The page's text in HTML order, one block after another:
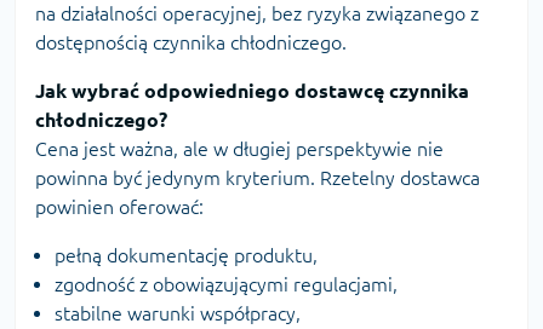
na działalności operacyjnej, bez ryzyka związanego z
dostępnością czynnika chłodniczego.
Jak wybrać odpowiedniego dostawcę czynnika
chłodniczego?
Cena jest ważna, ale w długiej perspektywie nie
powinna być jedynym kryterium. Rzetelny dostawca
powinien oferować:
pełną dokumentację produktu,
zgodność z obowiązującymi regulacjami,
stabilne warunki współpracy,